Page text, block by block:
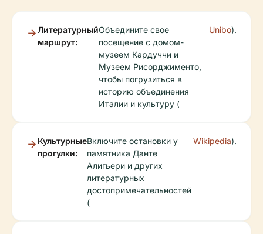
Литературный
маршрут:
Объедините свое
посещение с домом-
музеем Кардуччи и
Музеем Рисорджименто,
чтобы погрузиться в
историю объединения
Италии и культуру (
Unibo).
Культурные
прогулки:
Включите остановки у
памятника Данте
Алигьери и других
литературных
достопримечательностей
(
Wikipedia).